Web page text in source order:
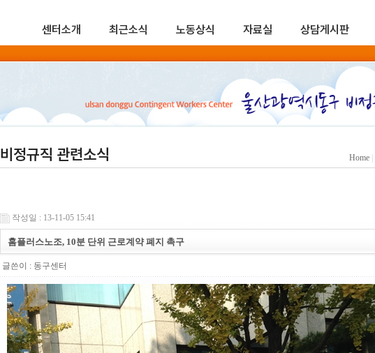
센터소개 최근소식 노동상식 자료실 상담게시판
비정규직 관련소식 Home
작성일 : 13-11-05 15:41
홈플러스노조, 10분 단위 근로계약 폐지 촉구
글쓴이 : 동구센터